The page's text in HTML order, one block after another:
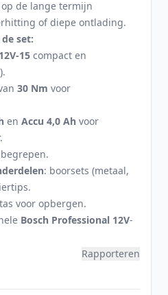
de lange termijn
of diepe ontlading.
set:
15 compact en
30 Nm voor
en Accu 4,0 Ah voor
: boorsets (metaal,
voor opbergen.
Bosch Professional 12V-
Rapporteren